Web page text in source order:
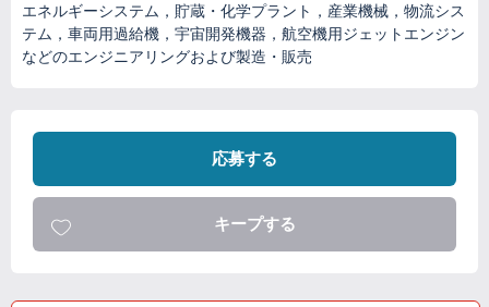
エネルギーシステム，貯蔵・化学プラント，産業機械，物流シス
テム，車両用過給機，宇宙開発機器，航空機用ジェットエンジン
などのエンジニアリングおよび製造・販売
応募する
キープする